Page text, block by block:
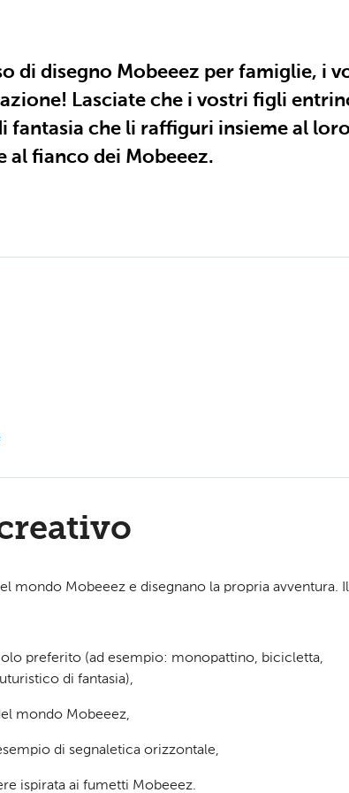
di disegno Mobeeez per famiglie, i
Lasciate che i vostri figli
fantasia che li raffiguri insieme al
al fianco dei Mobeeez.
mondo Mobeeez e disegnano la propria avventura. Il
preferito (ad esempio: monopattino, bicicletta,
di fantasia),
mondo Mobeeez,
di segnaletica orizzontale,
ispirata ai fumetti Mobeeez.